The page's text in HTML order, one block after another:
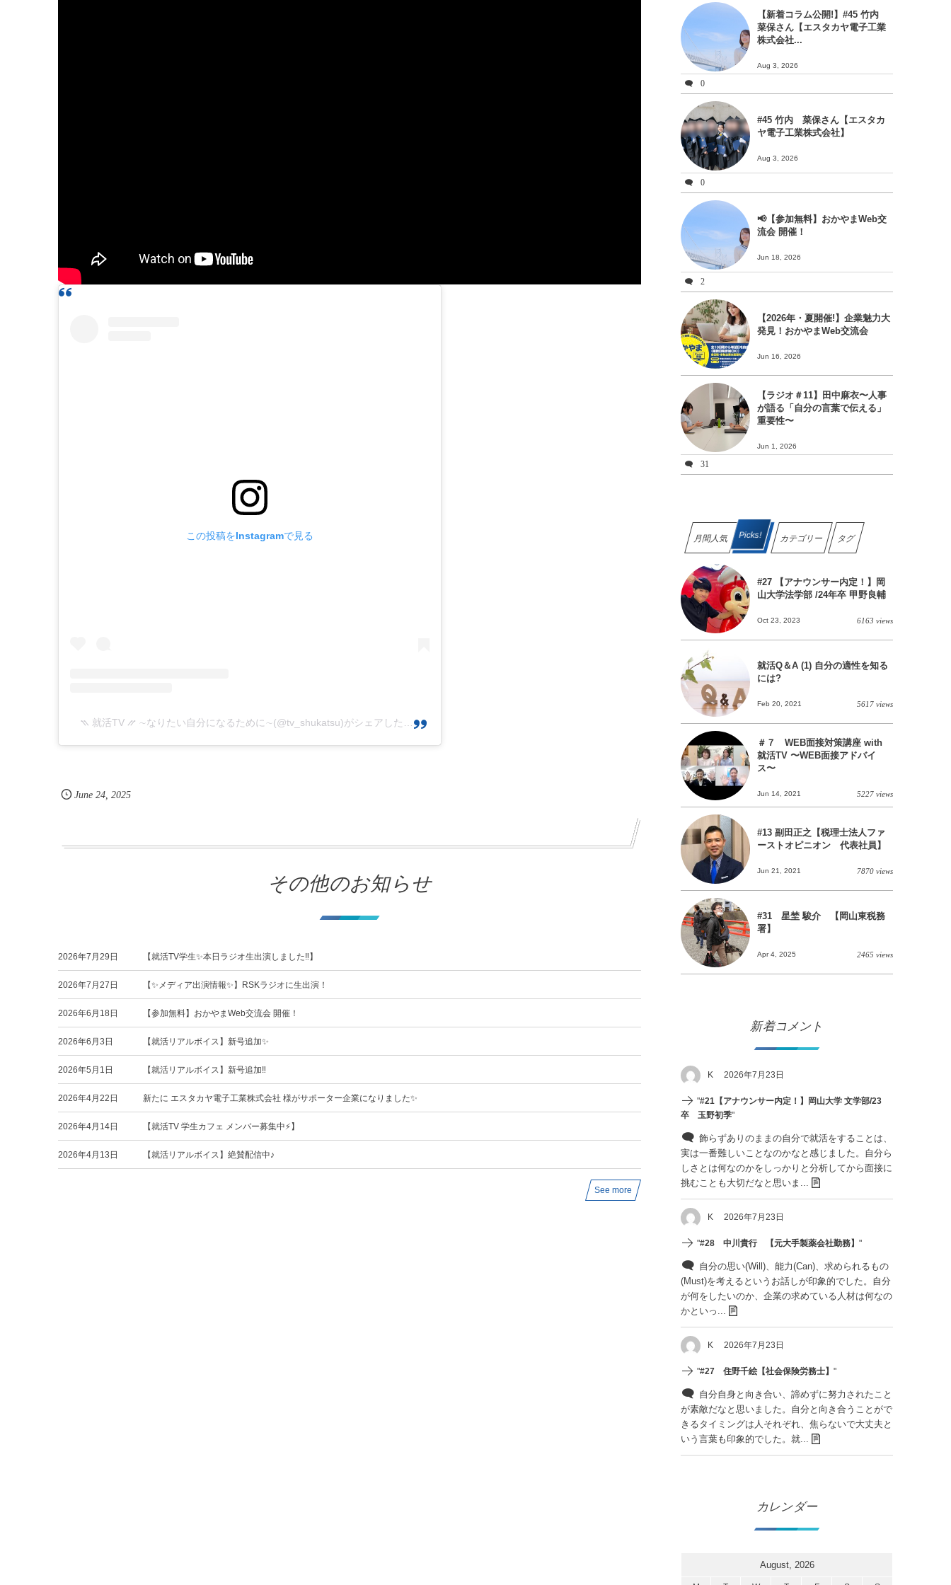
この投稿をInstagramで見る
June 24 ,2025
その他のお知らせ
2026年7月29日 【就活TV学生✨本日ラジオ生出演しました‼️】
2026年7月27日 【✨メディア出演情報✨】RSKラジオに生出演！
2026年6月18日 【参加無料】おかやまWeb交流会 開催！
2026年6月3日 【就活リアルボイス】新号追加✨
2026年5月1日 【就活リアルボイス】新号追加‼️
2026年4月22日 新たに エスタカヤ電子工業株式会社 様がサポーター企業になりました✨
2026年4月14日 【就活TV 学生カフェ メンバー募集中⚡️】
2026年4月13日 【就活リアルボイス】絶賛配信中♪
See more
【新着コラム公開!】#45 竹内
菜保さん【エスタカヤ電子工業
株式会社...
Aug 3, 2026
0
#45 竹内 菜保さん【エスタカ
ヤ電子工業株式会社】
Aug 3, 2026
0
📢【参加無料】おかやまWeb交
流会 開催！
Jun 18, 2026
2
【2026年・夏開催!】企業魅力大
発見！おかやまWeb交流会
Jun 16, 2026
【ラジオ＃11】田中麻衣〜人事
が語る「自分の言葉で伝える」
重要性〜
Jun 1, 2026
31
月間人気 Picks! カテゴリー タグ
#27 【アナウンサー内定！】岡
山大学法学部 /24年卒 甲野良輔
Oct 23, 2023 6163 views
就活Q＆A (1) 自分の適性を知る
には?
Feb 20, 2021 5617 views
＃７ WEB面接対策講座 with
就活TV 〜WEB面接アドバイ
ス〜
Jun 14, 2021 5227 views
#13 副田正之【税理士法人ファ
ーストオピニオン 代表社員】
Jun 21, 2021 7870 views
#31 星埜 駿介 【岡山東税務
署】
Apr 4, 2025 2465 views
新着コメント
K 2026年7月23日
"#21【アナウンサー内定！】岡山大学 文学部/23
卒 玉野初季"
飾らずありのままの自分で就活をすることは、
実は一番難しいことなのかなと感じました。自分ら
しさとは何なのかをしっかりと分析してから面接に
挑むことも大切だなと思いま...
K 2026年7月23日
"#28 中川貴行 【元大手製薬会社勤務】 "
自分の思い(Will)、能力(Can)、求められるもの
(Must)を考えるというお話しが印象的でした。自分
が何をしたいのか、企業の求めている人材は何なの
かといっ...
K 2026年7月23日
"#27 住野千絵【社会保険労務士】 "
自分自身と向き合い、諦めずに努力されたこと
が素敵だなと思いました。自分と向き合うことがで
きるタイミングは人それぞれ、焦らないで大丈夫と
いう言葉も印象的でした。就...
カレンダー
August, 2026